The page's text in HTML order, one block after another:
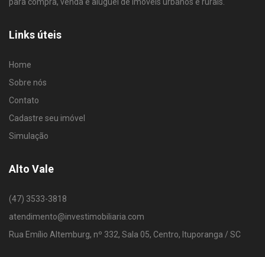
Links úteis
Home
Sobre nós
Contato
Cadastre seu imóvel
Simulação
Alto Vale
(47) 3533-3818
atendimento@investimobiliaria.com
Rua Emílio Altemburg, nº 332, Sala 05, Centro, Ituporanga / SC